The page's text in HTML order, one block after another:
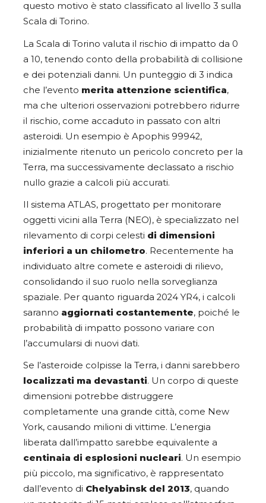
questo motivo è stato classificato al livello 3 sulla
Scala di Torino.
La Scala di Torino valuta il rischio di impatto da 0
a 10, tenendo conto della probabilità di collisione
e dei potenziali danni. Un punteggio di 3 indica
che l’evento merita attenzione scientifica,
ma che ulteriori osservazioni potrebbero ridurre
il rischio, come accaduto in passato con altri
asteroidi. Un esempio è Apophis 99942,
inizialmente ritenuto un pericolo concreto per la
Terra, ma successivamente declassato a rischio
nullo grazie a calcoli più accurati.
Il sistema ATLAS, progettato per monitorare
oggetti vicini alla Terra (NEO), è specializzato nel
rilevamento di corpi celesti di dimensioni
inferiori a un chilometro. Recentemente ha
individuato altre comete e asteroidi di rilievo,
consolidando il suo ruolo nella sorveglianza
spaziale. Per quanto riguarda 2024 YR4, i calcoli
saranno aggiornati costantemente, poiché le
probabilità di impatto possono variare con
l’accumularsi di nuovi dati.
Se l’asteroide colpisse la Terra, i danni sarebbero
localizzati ma devastanti. Un corpo di queste
dimensioni potrebbe distruggere
completamente una grande città, come New
York, causando milioni di vittime. L’energia
liberata dall’impatto sarebbe equivalente a
centinaia di esplosioni nucleari. Un esempio
più piccolo, ma significativo, è rappresentato
dall’evento di Chelyabinsk del 2013, quando